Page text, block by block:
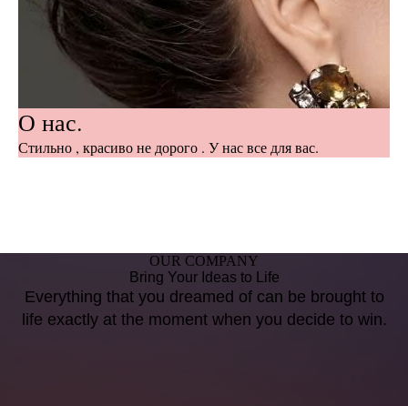
О нас.
Стильно , красиво не дорого . У нас все для вас.
OUR COMPANY
Bring Your Ideas to Life
Everything that you dreamed of can be brought to
life exactly at the moment when you decide to win.